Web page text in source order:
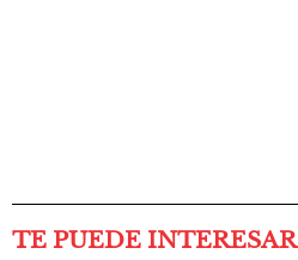
TE PUEDE INTERESAR